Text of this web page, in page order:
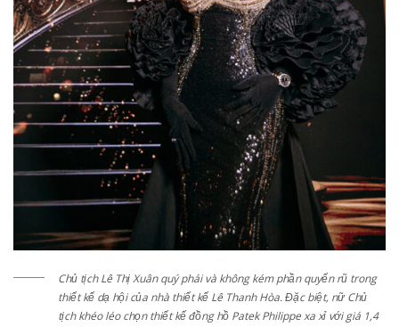
Chủ tịch Lê Thị Xuân quý phái và không kém phần quyến rũ trong
thiết kế dạ hội của nhà thiết kế Lê Thanh Hòa. Đặc biệt, nữ Chủ
tịch khéo léo chọn thiết kế đồng hồ Patek Philippe xa xỉ với giá 1,4